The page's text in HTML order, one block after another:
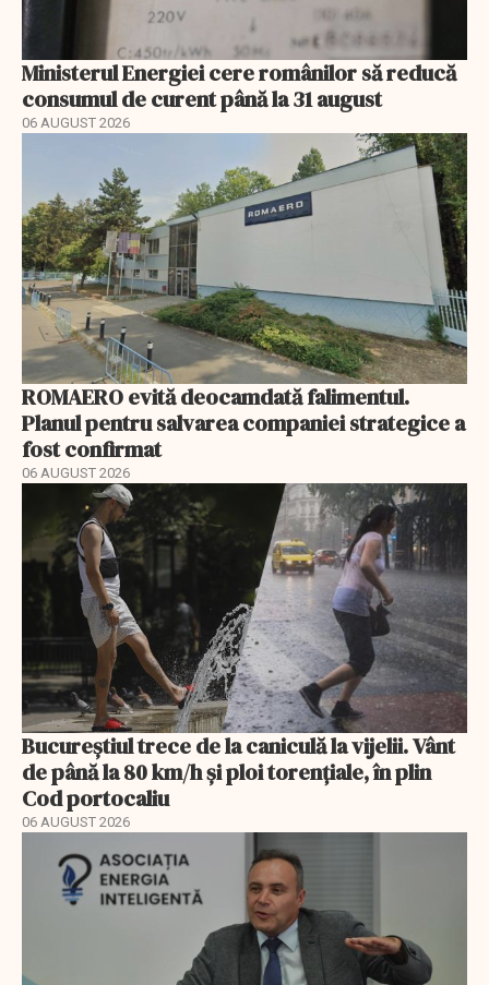
Ministerul Energiei cere românilor să reducă
consumul de curent până la 31 august
06 AUGUST 2026
ROMAERO evită deocamdată falimentul.
Planul pentru salvarea companiei strategice a
fost confirmat
06 AUGUST 2026
Bucureștiul trece de la caniculă la vijelii. Vânt
de până la 80 km/h și ploi torențiale, în plin
Cod portocaliu
06 AUGUST 2026